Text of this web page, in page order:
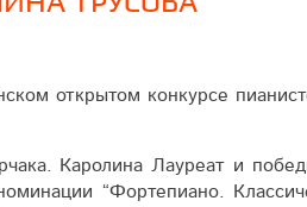
открытом конкурсе
Каролина Лауреат и
“Фортепиано.